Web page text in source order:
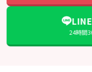
24時間